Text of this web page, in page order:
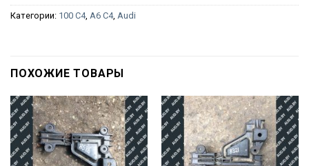
Категории: 100 C4, A6 C4, Audi
ПОХОЖИЕ ТОВАРЫ